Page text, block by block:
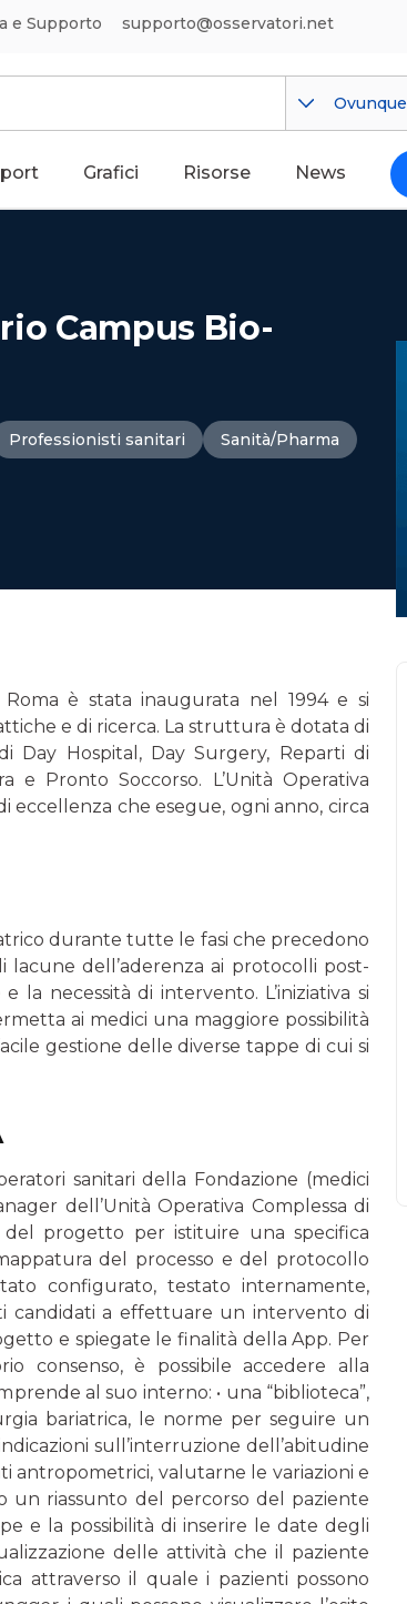
e Supporto supporto@osservatori.net
Ovunque
Grafici Risorse News
Campus Bio-
Professionisti sanitari Sanità/Pharma
Roma è stata inaugurata nel 1994 e si
e di ricerca. La struttura è dotata di
Day Hospital, Day Surgery, Reparti di
e Pronto Soccorso. L’Unità Operativa
eccellenza che esegue, ogni anno, circa
durante tutte le fasi che precedono
lacune dell’aderenza ai protocolli post-
necessità di intervento. L’iniziativa si
ai medici una maggiore possibilità
gestione delle diverse tappe di cui si
sanitari della Fondazione (medici
dell’Unità Operativa Complessa di
progetto per istituire una specifica
del processo e del protocollo
configurato, testato internamente,
candidati a effettuare un intervento di
e spiegate le finalità della App. Per
consenso, è possibile accedere alla
al suo interno: • una “biblioteca”,
bariatrica, le norme per seguire un
sull’interruzione dell’abitudine
antropometrici, valutarne le variazioni e
un riassunto del percorso del paziente
e la possibilità di inserire le date degli
delle attività che il paziente
attraverso il quale i pazienti possono